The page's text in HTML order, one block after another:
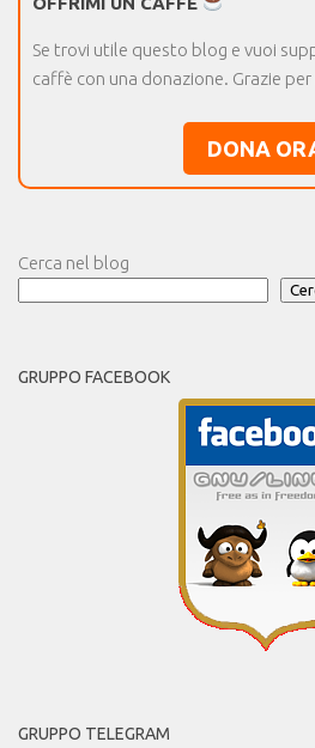
Se trovi utile questo blog e vuoi
caffè con una donazione. Grazie
DONA
Cerca nel blog
GRUPPO FACEBOOK
GRUPPO TELEGRAM